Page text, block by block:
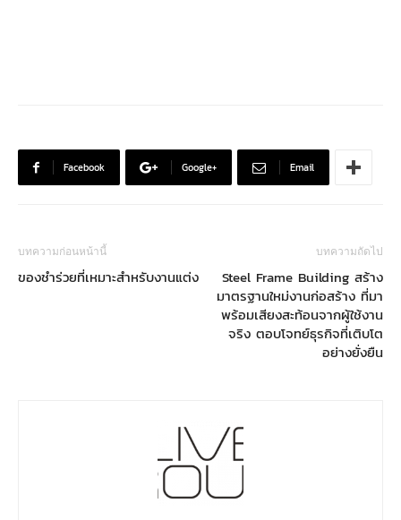
Facebook Google+ Email
บทความก่อนหน้านี้
ของชำร่วยที่เหมาะสำหรับงานแต่ง
บทความถัดไป
Steel Frame Building สร้าง
มาตรฐานใหม่งานก่อสร้าง ที่มา
พร้อมเสียงสะท้อนจากผู้ใช้งาน
จริง ตอบโจทย์ธุรกิจที่เติบโต
อย่างยั่งยืน